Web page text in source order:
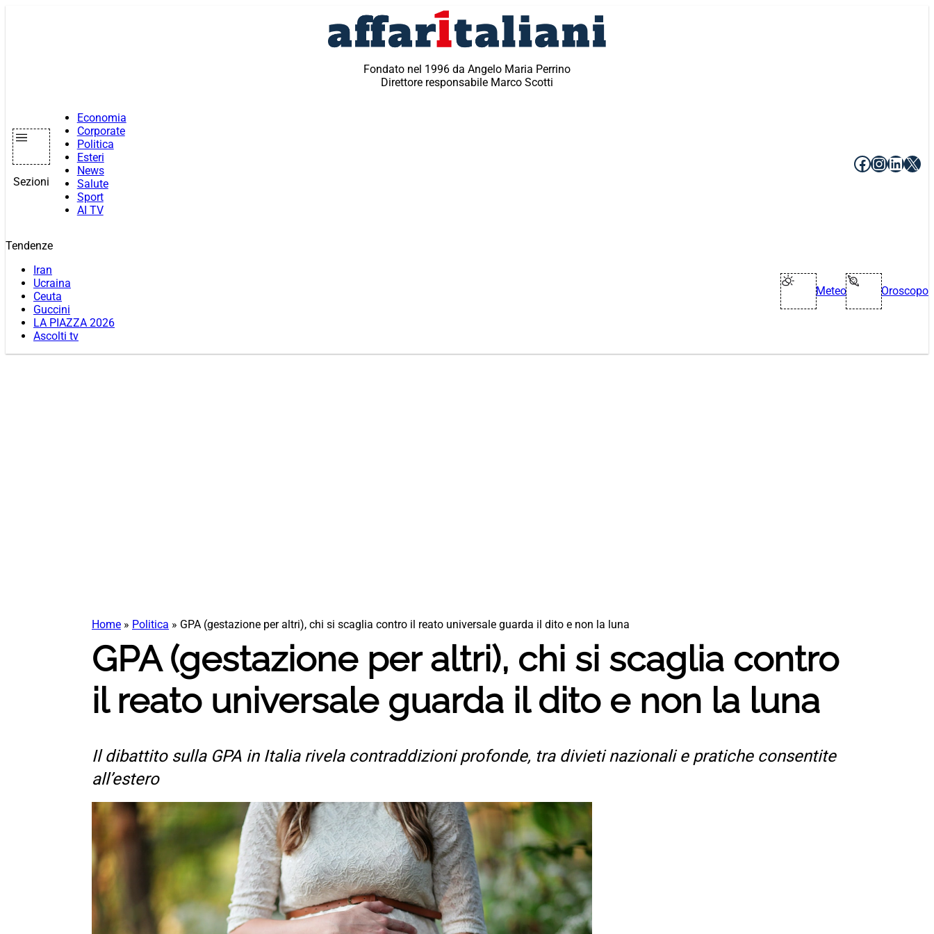
Fondato nel 1996 da Angelo Maria Perrino
Direttore responsabile Marco Scotti
Sezioni
Economia
Corporate
Politica
Esteri
News
Salute
Sport
AI TV
Facebook
X
Tendenze
Iran
Ucraina
Ceuta
Guccini
LA PIAZZA 2026
Ascolti tv
Meteo Oroscopo
Home » Politica » GPA (gestazione per altri), chi si scaglia contro il reato universale guarda il dito e non la luna
GPA (gestazione per altri), chi si scaglia contro
il reato universale guarda il dito e non la luna
Il dibattito sulla GPA in Italia rivela contraddizioni profonde, tra divieti nazionali e pratiche consentite
all’estero